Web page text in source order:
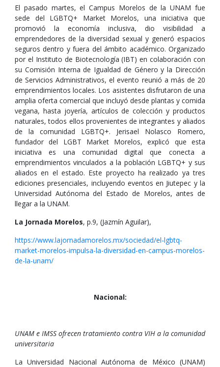
El pasado martes, el Campus Morelos de la UNAM fue
sede del LGBTQ+ Market Morelos, una iniciativa que
promovió la economía inclusiva, dio visibilidad a
emprendedores de la diversidad sexual y generó espacios
seguros dentro y fuera del ámbito académico. Organizado
por el Instituto de Biotecnología (IBT) en colaboración con
su Comisión Interna de Igualdad de Género y la Dirección
de Servicios Administrativos, el evento reunió a más de 20
emprendimientos locales. Los asistentes disfrutaron de una
amplia oferta comercial que incluyó desde plantas y comida
vegana, hasta joyería, artículos de colección y productos
naturales, todos ellos provenientes de integrantes y aliados
de la comunidad LGBTQ+. Jerisael Nolasco Romero,
fundador del LGBT Market Morelos, explicó que esta
iniciativa es una comunidad digital que conecta a
emprendimientos vinculados a la población LGBTQ+ y sus
aliados en el estado. Este proyecto ha realizado ya tres
ediciones presenciales, incluyendo eventos en Jiutepec y la
Universidad Autónoma del Estado de Morelos, antes de
llegar a la UNAM.
La Jornada Morelos, p.9, (Jazmín Aguilar),
https://www.lajornadamorelos.mx/sociedad/el-lgbtq-
market-morelos-impulsa-la-diversidad-en-campus-morelos-
de-la-unam/
Nacional:
UNAM e IMSS ofrecen tratamiento contra VIH a la comunidad
universitaria
La Universidad Nacional Autónoma de México (UNAM)